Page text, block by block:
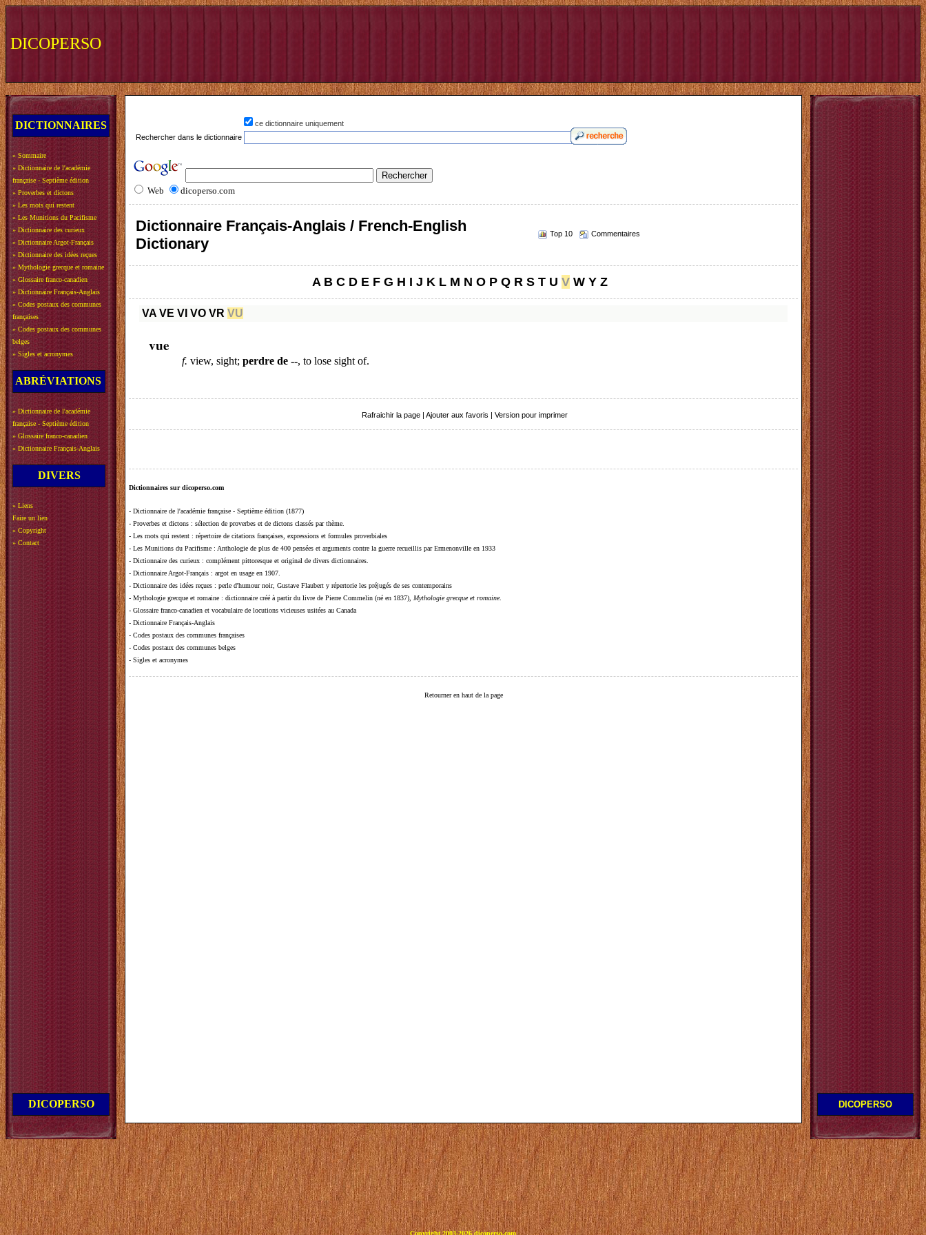
DICOPERSO
DICTIONNAIRES
» Sommaire
» Dictionnaire de l'académie
française - Septième édition
» Proverbes et dictons
» Les mots qui restent
» Les Munitions du Pacifisme
» Dictionnaire des curieux
» Dictionnaire Argot-Français
» Dictionnaire des idées reçues
» Mythologie grecque et romaine
» Glossaire franco-canadien
» Dictionnaire Français-Anglais
» Codes postaux des communes
françaises
» Codes postaux des communes
belges
» Sigles et acronymes
ABRÉVIATIONS
» Dictionnaire de l'académie
française - Septième édition
» Glossaire franco-canadien
» Dictionnaire Français-Anglais
DIVERS
» Liens
Faire un lien
» Copyright
» Contact
DICOPERSO
ce dictionnaire uniquement
Rechercher dans le dictionnaire
Web dicoperso.com
Dictionnaire Français-Anglais / French-English
Dictionary
Top 10 Commentaires
A B C D E F G H I J K L M N O P Q R S T U V W Y Z
VA VE VI VO VR VU
vue
f. view, sight;perdre de --, to lose sight of.
Rafraichir la page | Ajouter aux favoris | Version pour imprimer
Dictionnaires sur dicoperso.com
- Dictionnaire de l'académie française - Septième édition (1877)
- Proverbes et dictons : sélection de proverbes et de dictons classés par thème.
- Les mots qui restent : répertoire de citations françaises, expressions et formules proverbiales
- Les Munitions du Pacifisme : Anthologie de plus de 400 pensées et arguments contre la guerre recueillis par Ermenonville en 1933
- Dictionnaire des curieux : complément pittoresque et original de divers dictionnaires.
- Dictionnaire Argot-Français : argot en usage en 1907.
- Dictionnaire des idées reçues : perle d'humour noir, Gustave Flaubert y répertorie les préjugés de ses contemporains
- Mythologie grecque et romaine : dictionnaire créé à partir du livre de Pierre Commelin (né en 1837), Mythologie grecque et romaine.
- Glossaire franco-canadien et vocabulaire de locutions vicieuses usitées au Canada
- Dictionnaire Français-Anglais
- Codes postaux des communes françaises
- Codes postaux des communes belges
- Sigles et acronymes
Retourner en haut de la page
DICOPERSO
Copyright 2003-2026 dicoperso.com